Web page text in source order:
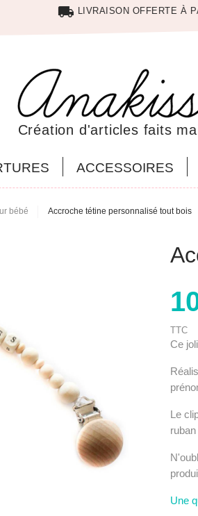
local_shipping LIVRAISON OFFERTE À
Création d'articles faits
ACCESSOIRES
bébé Accroche tétine personnalisé tout bois
TTC
Ce
Le
Une